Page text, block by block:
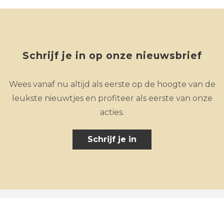
Schrijf je in op onze nieuwsbrief
Wees vanaf nu altijd als eerste op de hoogte van de
leukste nieuwtjes en profiteer als eerste van onze
acties.
Schrijf je in